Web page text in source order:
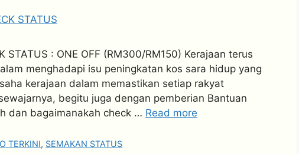
STATUS : ONE OFF (RM300/RM150) Kerajaan terus
menghadapi isu peningkatan kos sara hidup yang
kerajaan dalam memastikan setiap rakyat
begitu juga dengan pemberian Bantuan
dan bagaimanakah check … Read more
TERKINI, SEMAKAN STATUS